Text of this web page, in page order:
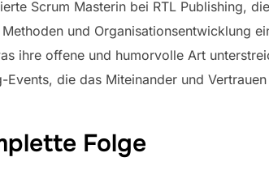
Scrum Masterin bei RTL Publishing,
und Organisationsentwicklung
ihre offene und humorvolle Art
die das Miteinander und
Folge